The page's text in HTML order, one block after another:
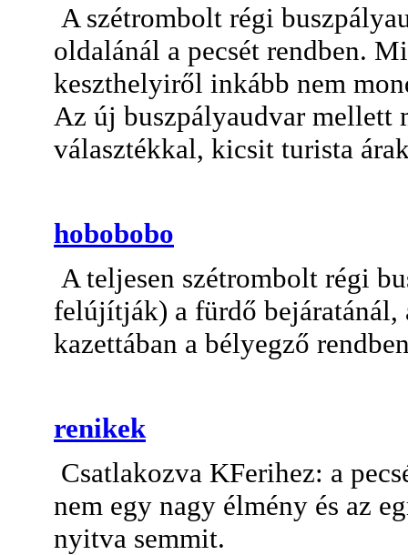
A szétrombolt régi
oldalánál a pecsét rendben.
keszthelyiről inkább nem
Az új buszpályaudvar mellett
választékkal, kicsit turista
hobobobo
A teljesen szétrombolt régi
felújítják) a fürdő bejáratánál,
kazettában a bélyegző
renikek
Csatlakozva KFerihez: a
nem egy nagy élmény és az
nyitva semmit.